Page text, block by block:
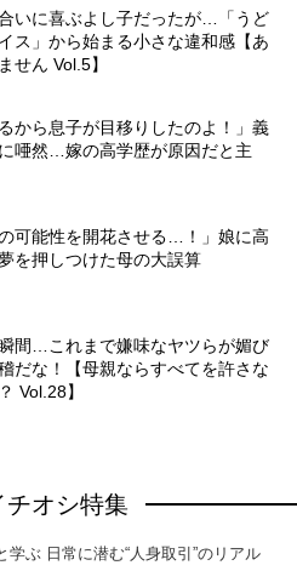
いに喜ぶよし子だったが…「うど
ス」から始まる小さな違和感【あ
せん Vol.5】
から息子が目移りしたのよ！」義
唖然…嫁の高学歴が原因だと主
の可能性を開花させる…！」娘に高
を押しつけた母の大誤算
間…これまで嫌味なヤツらが媚び
だな！【母親ならすべてを許さな
Vol.28】
チオシ特集
学ぶ 日常に潜む“人身取引”のリアル